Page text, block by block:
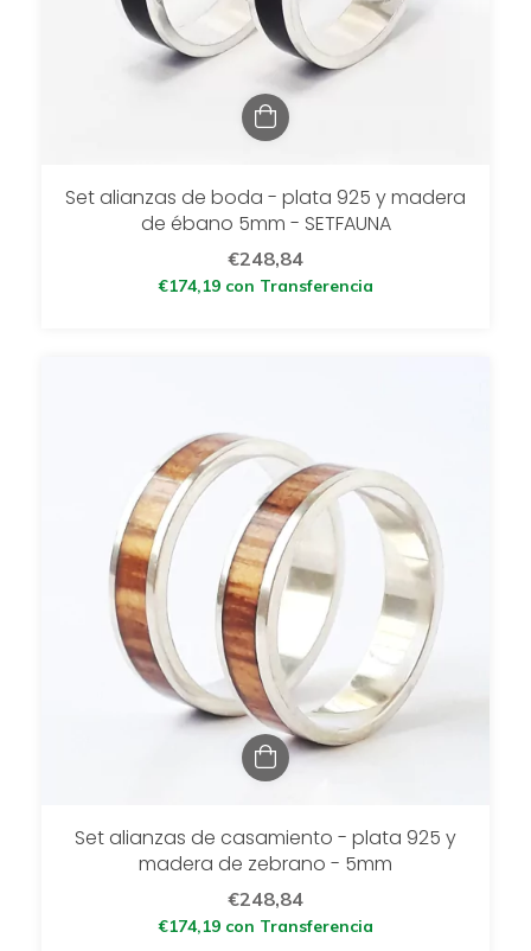
Set alianzas de boda - plata 925 y madera
de ébano 5mm - SETFAUNA
€248,84
€174,19 con Transferencia
Set alianzas de casamiento - plata 925 y
madera de zebrano - 5mm
€248,84
€174,19 con Transferencia